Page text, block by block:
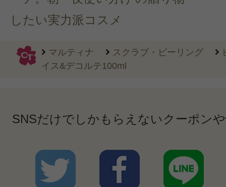
したい実力派コスメ
マルティナ スクラブ・ピーリング
イス&デコルテ100ml
SNSだけでしかもらえないクーポン